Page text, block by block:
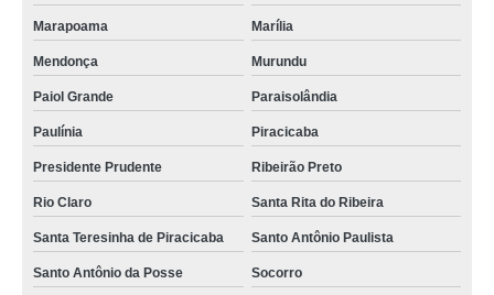
Marapoama Marília
Mendonça Murundu
Paiol Grande Paraisolândia
Paulínia Piracicaba
Presidente Prudente Ribeirão Preto
Rio Claro Santa Rita do Ribeira
Santa Teresinha de Piracicaba Santo Antônio Paulista
Santo Antônio da Posse Socorro